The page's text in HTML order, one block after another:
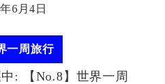
6月4日
一周旅行
: 【No.8】世界一周